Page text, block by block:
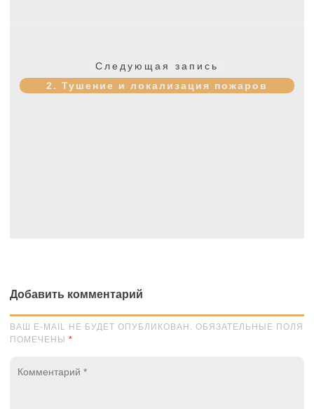
Следующая запись
запись:
2. Тушение и локализация пожаров
Добавить комментарий
ВАШ E-MAIL НЕ БУДЕТ ОПУБЛИКОВАН. ОБЯЗАТЕЛЬНЫЕ ПОЛЯ
ПОМЕЧЕНЫ *